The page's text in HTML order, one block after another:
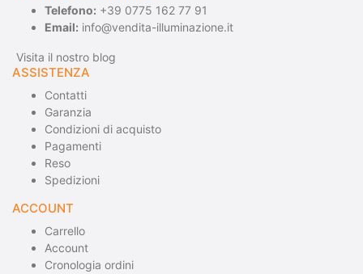
Telefono: +39 0775 162 77 91
Email: info@vendita-illuminazione.it
Visita il nostro blog
ASSISTENZA
Contatti
Garanzia
Condizioni di acquisto
Pagamenti
Reso
Spedizioni
ACCOUNT
Carrello
Account
Cronologia ordini